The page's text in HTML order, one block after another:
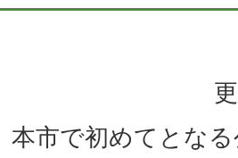
本市で初めてとな